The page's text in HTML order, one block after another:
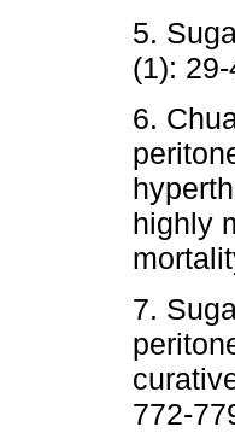
5.
(1):
6.
highly
7.
772-